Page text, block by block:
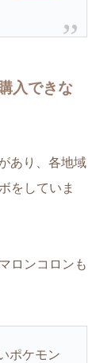
入できな
あり、各地域
をしていま
ロンコロンも
ポケモン